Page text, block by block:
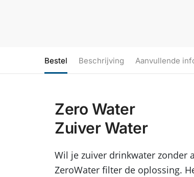
Bestel Beschrijving Aanvullende
Zero Water
Zuiver Water
Wil je zuiver drinkwater zonder
ZeroWater filter de oplossing.